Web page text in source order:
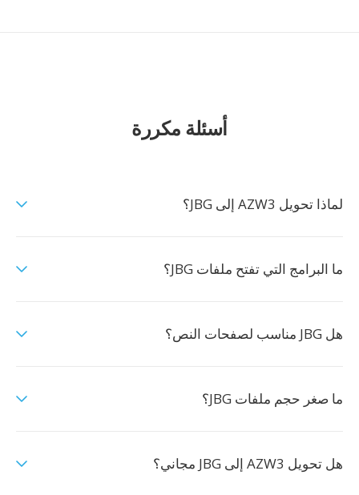
أسئلة مكررة
لماذا تحويل AZW3 إلى JBG؟
ما البرامج التي تفتح ملفات JBG؟
هل JBG مناسب لصفحات النص؟
ما صغر حجم ملفات JBG؟
هل تحويل AZW3 إلى JBG مجاني؟